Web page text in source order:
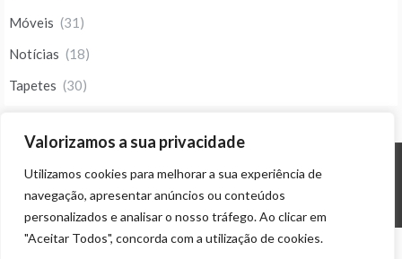
Valorizamos a sua privacidade
Utilizamos cookies para melhorar a sua experiência de
navegação, apresentar anúncios ou conteúdos
personalizados e analisar o nosso tráfego. Ao clicar em
"Aceitar Todos", concorda com a utilização de cookies.
Móveis (31)
Notícias (18)
Tapetes (30)